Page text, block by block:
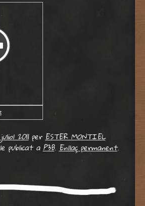
2011perESTER MONTIEL
publicat aP3B.Enllaç permanent.